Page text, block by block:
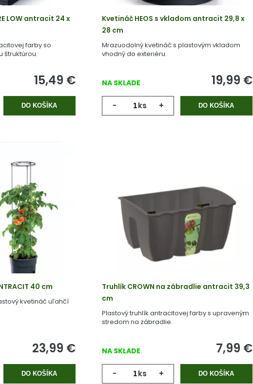
LOW antracit 24 x
farby so
štruktúrou.
15,49 €
DO KOŠÍKA
Kvetináč HEOS s vkladom antracit 29,8 x
28 cm
Mrazuodolný kvetináč s plastovým vkladom
vhodný do exteriéru.
NA SKLADE 19,99 €
- ks + DO KOŠÍKA
40 cm
kvetináč uľahčí
23,99 €
DO KOŠÍKA
Truhlík CROWN na zábradlie antracit 39,3
cm
Plastový truhlík antracitovej farby s upraveným
stredom na zábradlie.
NA SKLADE 7,99 €
- ks + DO KOŠÍKA